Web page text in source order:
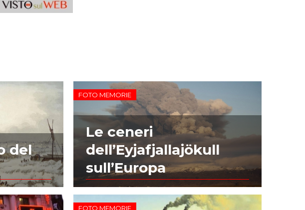
del
FOTO MEMORIE
Le ceneri
dell’Eyjafjallajökull
sull’Europa
FOTO MEMORIE